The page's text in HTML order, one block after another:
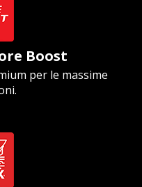
Boost
per le massime